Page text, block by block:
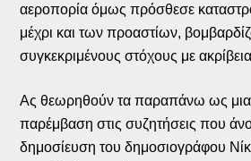
αεροπορία όμως πρόσθεσε
μέχρι και των προαστίων,
συγκεκριμένους στόχους με
Ας θεωρηθούν τα παραπάνω ως μια
παρέμβαση στις συζητήσεις που
δημοσίευση του δημοσιογράφου